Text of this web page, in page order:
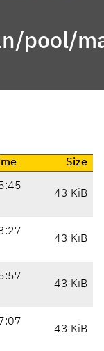
pool/
Size
43 KiB
43 KiB
43 KiB
43 KiB